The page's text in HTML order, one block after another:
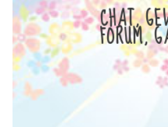
CHAT,
FORUM,